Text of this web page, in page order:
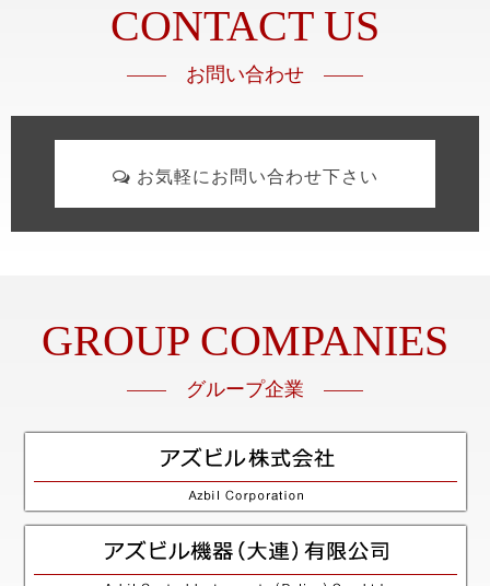
CONTACT US
—— お問い合わせ ——
お気軽にお問い合わせ下さい
GROUP COMPANIES
—— グループ企業 ——